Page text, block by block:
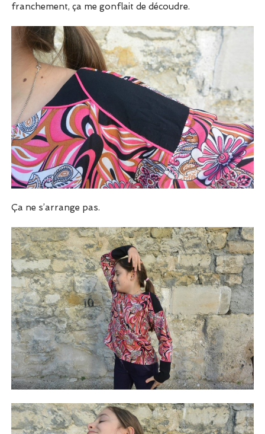
franchement, ça me gonflait de découdre.
Ça ne s’arrange pas.